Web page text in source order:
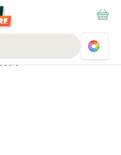
vanaf €100,- aan Sikkens
lak.
>